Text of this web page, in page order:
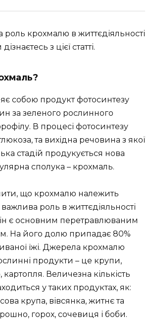
роль крохмалю в життєдіяльності
з цієї статті.
собою продукт фотосинтезу
за зеленого рослинного
В процесі фотосинтезу
та вихідна речовина з якої
стадій продукується нова
сполука – крохмаль.
що крохмалю належить
роль в життєдіяльності
є основним перетравлюваним
На його долю припадає 80%
їжі. Джерела крохмалю
продукти – це крупи,
картопля. Величезна кількість
у таких продуктах, як:
крупа, вівсянка, житнє та
горох, сочевиця і боби.